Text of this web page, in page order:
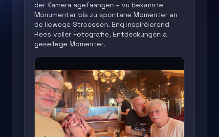
der Kamera agefaangen – vu bekannte
Monumenter bis zu spontane Momenter an
de liewege Stroossen. Eng inspiréierend
Rees voller Fotografie, Entdeckungen a
gesellege Momenter.